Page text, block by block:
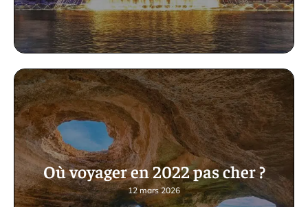
Où voyager en 2022 pas cher ?
12 mars 2026